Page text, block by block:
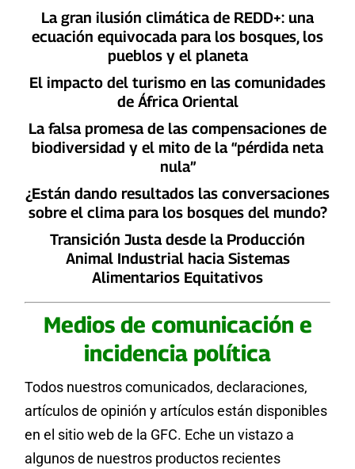
La gran ilusión climática de REDD+: una
ecuación equivocada para los bosques, los
pueblos y el planeta
El impacto del turismo en las comunidades
de África Oriental
La falsa promesa de las compensaciones de
biodiversidad y el mito de la “pérdida neta
nula”
¿Están dando resultados las conversaciones
sobre el clima para los bosques del mundo?
Transición Justa desde la Producción
Animal Industrial hacia Sistemas
Alimentarios Equitativos
Medios de comunicación e
incidencia política
Todos nuestros comunicados, declaraciones,
artículos de opinión y artículos están disponibles
en el sitio web de la GFC. Eche un vistazo a
algunos de nuestros productos recientes